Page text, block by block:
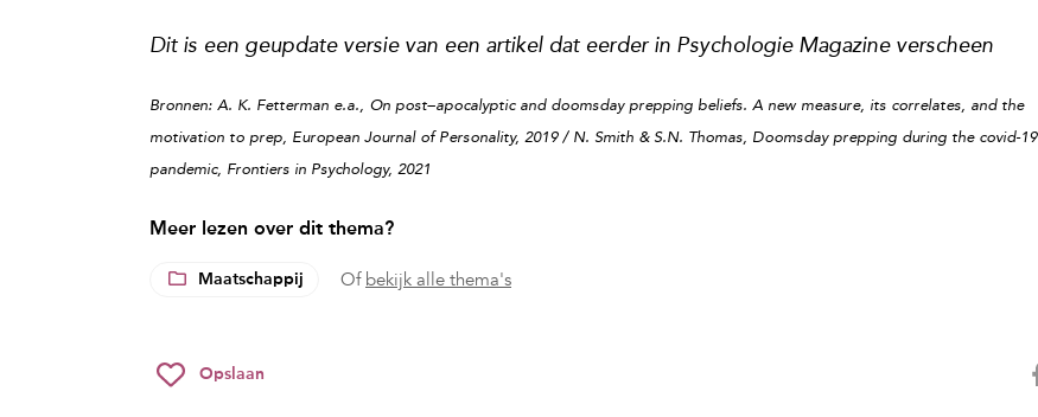
Dit is een geupdate versie van een artikel dat eerder in Psychologie Magazine verscheen
Bronnen: A. K. Fetterman e.a., On post–apocalyptic and doomsday prepping beliefs. A new measure, its correlates, and the
motivation to prep, European Journal of Personality, 2019 / N. Smith & S.N. Thomas, Doomsday prepping during the covid-19
pandemic, Frontiers in Psychology, 2021
Meer lezen over dit thema?
Maatschappij Of bekijk alle thema's
Opslaan